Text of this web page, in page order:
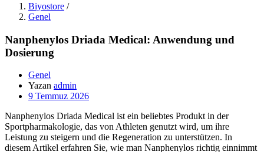
Biyostore /
Genel
Nanphenylos Driada Medical: Anwendung und
Dosierung
Genel
Yazan admin
Posted
9 Temmuz 2026
Nanphenylos Driada Medical ist ein beliebtes Produkt in der
Sportpharmakologie, das von Athleten genutzt wird, um ihre
Leistung zu steigern und die Regeneration zu unterstützen. In
diesem Artikel erfahren Sie, wie man Nanphenylos richtig einnimmt